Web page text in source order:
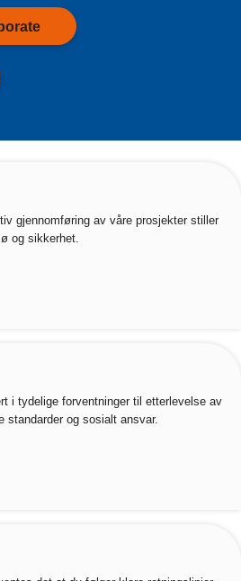
gjennomføring av våre prosjekter stiller
og sikkerhet.
i tydelige forventninger til etterlevelse av
standarder og sosialt ansvar.